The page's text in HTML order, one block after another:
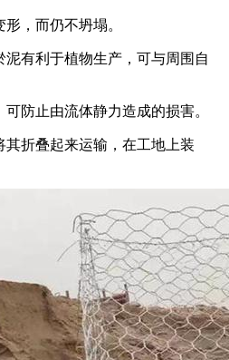
，而仍不坍塌。
泥有利于植物生产，可与周围自
防止由流体静力造成的损害。
其折叠起来运输，在工地上装